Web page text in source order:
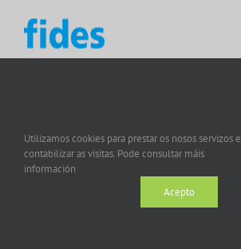
Utilizamos cookies para prestar os nosos servizos e
contabilizar as visitas. Pode consultar máis
información
Acepto